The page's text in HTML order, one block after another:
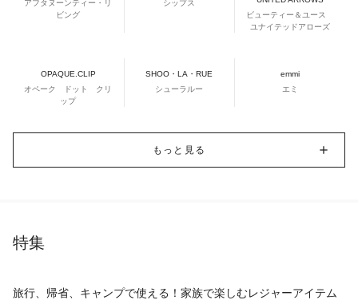
アフタヌーンティー・リ
ビング
シップス
ビューティー＆ユース
ユナイテッドアローズ
OPAQUE.CLIP
オペーク ドット クリ
ップ
SHOO・LA・RUE
シューラルー
emmi
エミ
もっと見る
特集
旅行、帰省、キャンプで使える！家族で楽しむレジャーアイテム